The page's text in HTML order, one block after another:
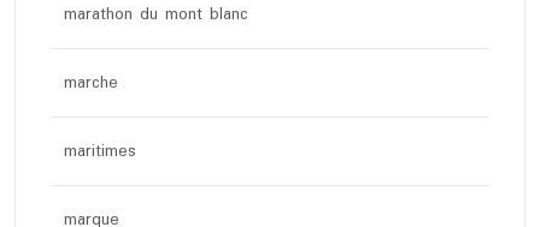
marathon du mont blanc
marche
maritimes
marque